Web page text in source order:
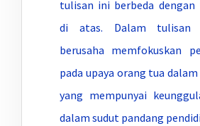
tulisan ini berbeda
di atas. Dalam tulisan
berusaha memfokuskan
pada upaya orang tua
yang mempunyai
dalam sudut pandang